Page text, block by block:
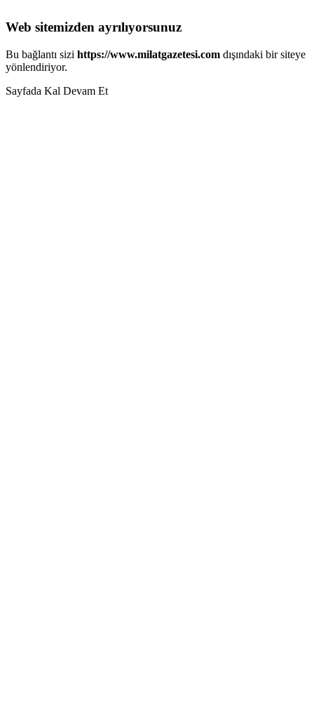
Web sitemizden ayrılıyorsunuz
Bu bağlantı sizi https://www.milatgazetesi.com dışındaki bir siteye
yönlendiriyor.
Sayfada Kal Devam Et